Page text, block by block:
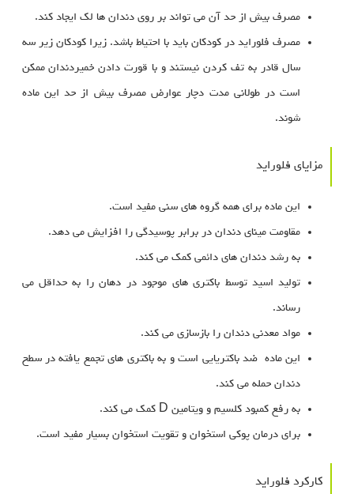
مصرف بیش از حد آن می تواند بر روی دندان ها لک ایجاد کند.
مصرف فلوراید در کودکان باید با احتیاط باشد. زیرا کودکان زیر سه
سال قادر به تف کردن نیستند و با قورت دادن خمیردندان ممکن
است در طولانی مدت دچار عوارض مصرف بیش از حد این ماده
شوند.
مزایای فلوراید
این ماده برای همه گروه های سنی مفید است.
مقاومت مینای دندان در برابر پوسیدگی را افزایش می دهد.
به رشد دندان های دائمی کمک می کند.
تولید اسید توسط باکتری های موجود در دهان را به حداقل می
رساند.
مواد معدنی دندان را بازسازی می کند.
این ماده ضد باکتریایی است و به باکتری های تجمع یافته در سطح
دندان حمله می کند.
به رفع کمبود کلسیم و ویتامین D کمک می کند.
برای درمان پوکی استخوان و تقویت استخوان بسیار مفید است.
کارکرد فلوراید